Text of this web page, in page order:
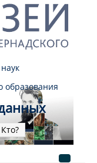
образования
Кто?